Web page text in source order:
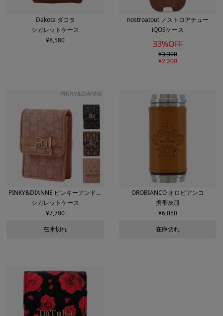
Dakota ダコタ
シガレットケース
¥8,580
nostroatout ノストロアテュー
iQOSケース
33%OFF
¥3,300
¥2,200
PINKY&DIANNE ピンキーアンドダ
イアン
シガレットケース
¥7,700
在庫切れ
OROBIANCO オロビアンコ
携帯灰皿
¥6,050
在庫切れ